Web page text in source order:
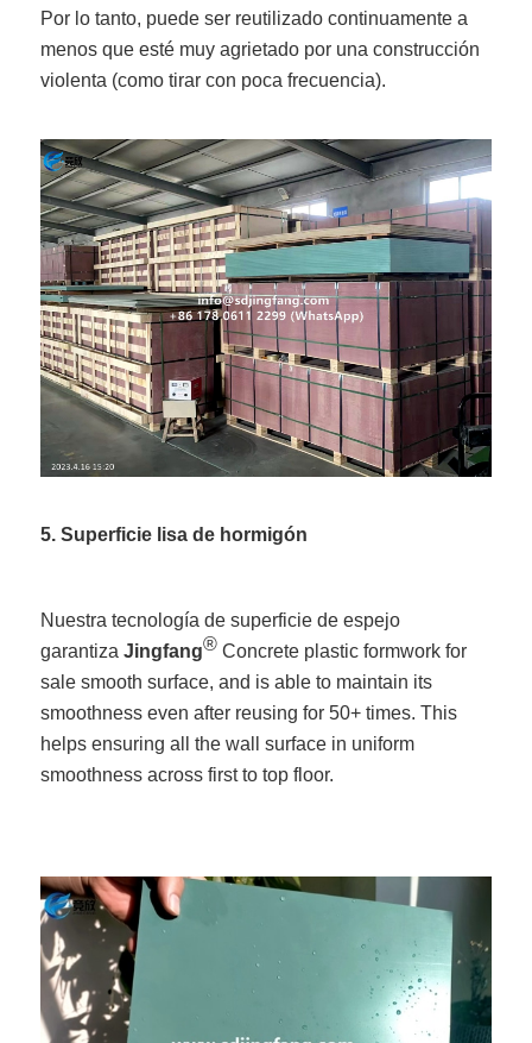
Por lo tanto, puede ser reutilizado continuamente a
menos que esté muy agrietado por una construcción
violenta (como tirar con poca frecuencia).
5. Superficie lisa de hormigón
Nuestra tecnología de superficie de espejo
garantizaJingfang® Concrete plastic formwork for
sale smooth surface, and is able to maintain its
smoothness even after reusing for 50+ times. This
helps ensuring all the wall surface in uniform
smoothness across first to top floor.